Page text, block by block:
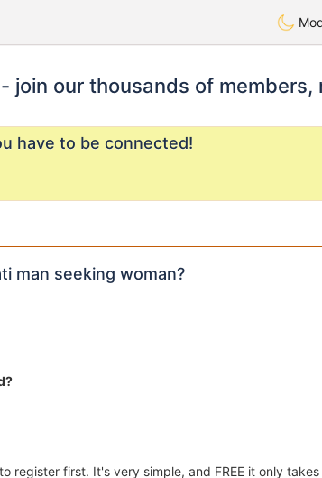
join our thousands of
have to be connected!
man seeking woman?
register first. It's very simple, and FREE it only